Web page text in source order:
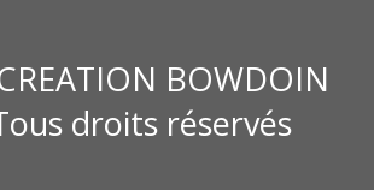
BOWDOIN
droits réservés